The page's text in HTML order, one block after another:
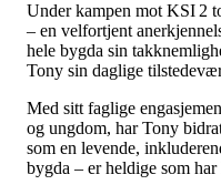
Under kampen mot KSI 2
– en velfortjent
hele bygda sin
Tony sin daglige
Med sitt faglige
og ungdom, har Tony
som en levende,
bygda – er heldige som har